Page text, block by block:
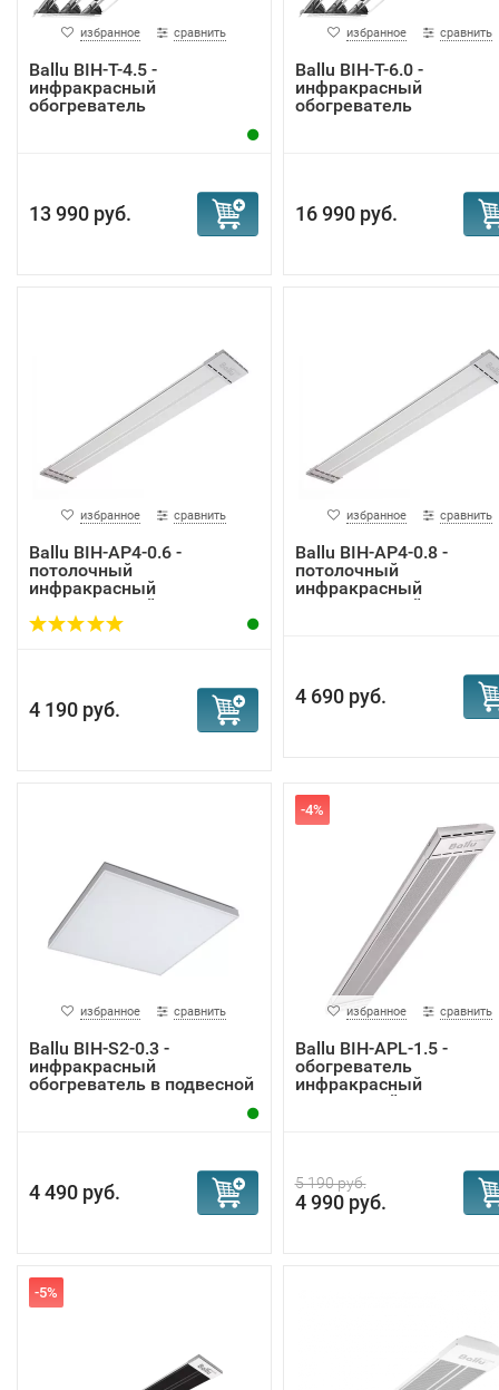
избранное сравнить
Ballu BIH-T-4.5 -
инфракрасный
обогреватель
13 990 руб.
избранное сравнить
Ballu BIH-T-6.0 -
инфракрасный
обогреватель
16 990 руб.
избранное сравнить
Ballu BIH-AP4-0.6 -
потолочный
инфракрасный
электрический...
4 190 руб.
избранное сравнить
Ballu BIH-AP4-0.8 -
потолочный
инфракрасный
электрический...
4 690 руб.
избранное сравнить
Ballu BIH-S2-0.3 -
инфракрасный
обогреватель в подвесной
4 490 руб.
-4%
избранное сравнить
Ballu BIH-APL-1.5 -
обогреватель
инфракрасный
потолочный
5 190 руб.
4 990 руб.
-5%